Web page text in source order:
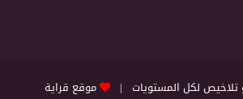
موقع قراية